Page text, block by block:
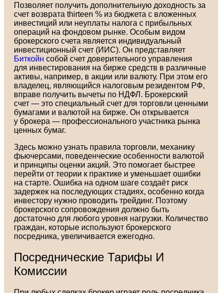
Позволяет получить дополнительную доходность за
счет возврата thirteen % из бюджета с вложенных
инвестиций или неуплаты налога с прибыльных
операций на фондовом рынке. Особым видом
брокерского счета является индивидуальный
инвестиционный счет (ИИС). Он представляет
Биткойн собой счет доверительного управления
для инвестирования на бирже средств в различные
активы, например, в акции или валюту. При этом его
владелец, являющийся налоговым резидентом РФ,
вправе получить вычеты по НДФЛ. Брокерский
счет — это специальный счет для торговли ценными
бумагами и валютой на бирже. Он открывается
у брокера — профессионального участника рынка
ценных бумаг.
Здесь можно узнать правила торговли, механику
фьючерсами, поведенческие особенности валютой
и принципы оценки акций. Это помогает быстрее
перейти от теории к практике и уменьшает ошибки
на старте. Ошибка на одном шаге создаёт риск
задержек на последующих стадиях, особенно когда
инвестору нужно проводить трейдинг. Поэтому
брокерского сопровождения должно быть
достаточно для любого уровня нагрузки. Количество
граждан, которые используют брокерского
посредника, увеличивается ежегодно.
Посреднические Тарифы И
Комиссии